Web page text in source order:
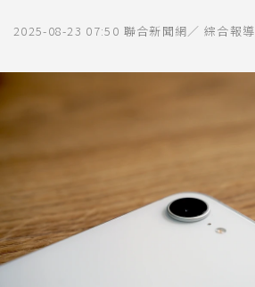
2025-08-23 07:50 聯合新聞網／ 綜合報導